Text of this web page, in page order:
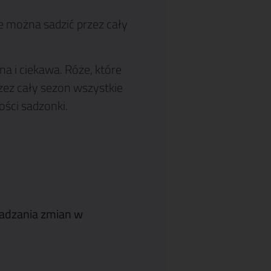
sadzić przez cały
i ciekawa. Róże, które
cały sezon wszystkie
sadzonki.
zmian w